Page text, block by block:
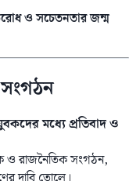
ও সচেতনতার জন্ম
সংগঠন
মধ্যে প্রতিবাদ ও
ও রাজনৈতিক সংগঠন,